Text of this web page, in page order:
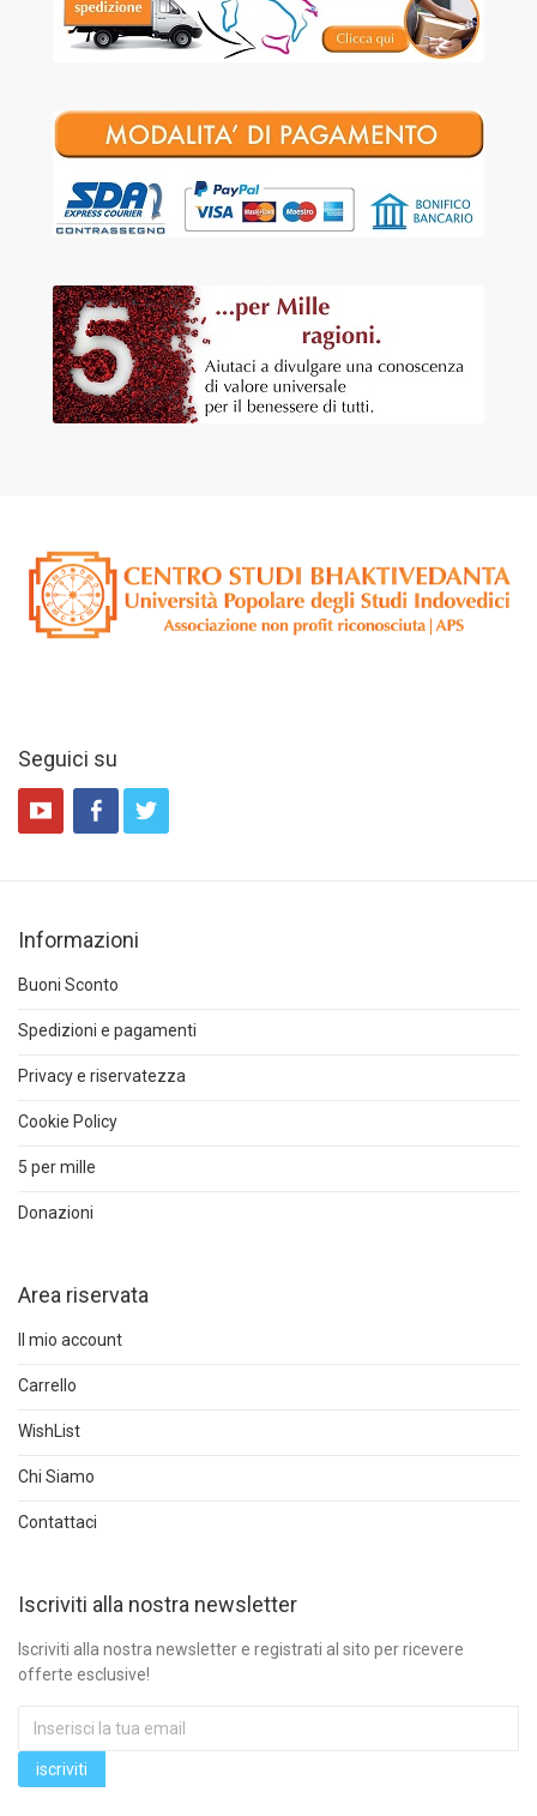
Seguici su
Informazioni
Buoni Sconto
Spedizioni e pagamenti
Privacy e riservatezza
Cookie Policy
5 per mille
Donazioni
Area riservata
Il mio account
Carrello
WishList
Chi Siamo
Contattaci
Iscriviti alla nostra newsletter
Iscriviti alla nostra newsletter e registrati al sito per ricevere
offerte esclusive!